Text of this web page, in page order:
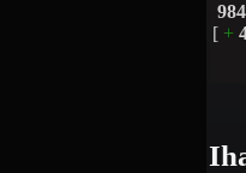
984
[ +